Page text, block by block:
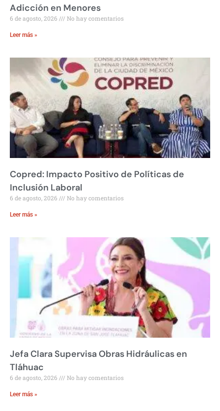
Adicción en Menores
6 de agosto, 2026 No hay comentarios
Leer más »
Copred: Impacto Positivo de Políticas de
Inclusión Laboral
6 de agosto, 2026 No hay comentarios
Leer más »
Jefa Clara Supervisa Obras Hidráulicas en
Tláhuac
6 de agosto, 2026 No hay comentarios
Leer más »